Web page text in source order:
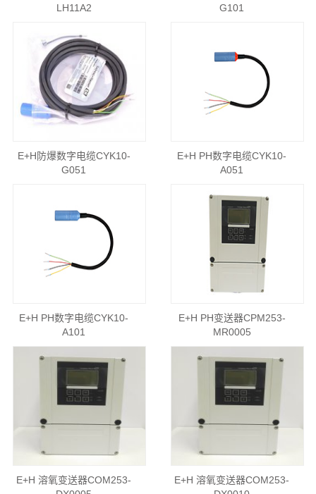
LH11A2
G101
E+H防爆数字电缆CYK10-
G051
E+H PH数字电缆CYK10-
A051
E+H PH数字电缆CYK10-
A101
E+H PH变送器CPM253-
MR0005
E+H 溶氧变送器COM253-
E+H 溶氧变送器COM253-